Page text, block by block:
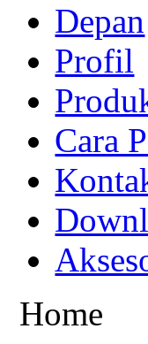
Depan
Profil
Cara
Home